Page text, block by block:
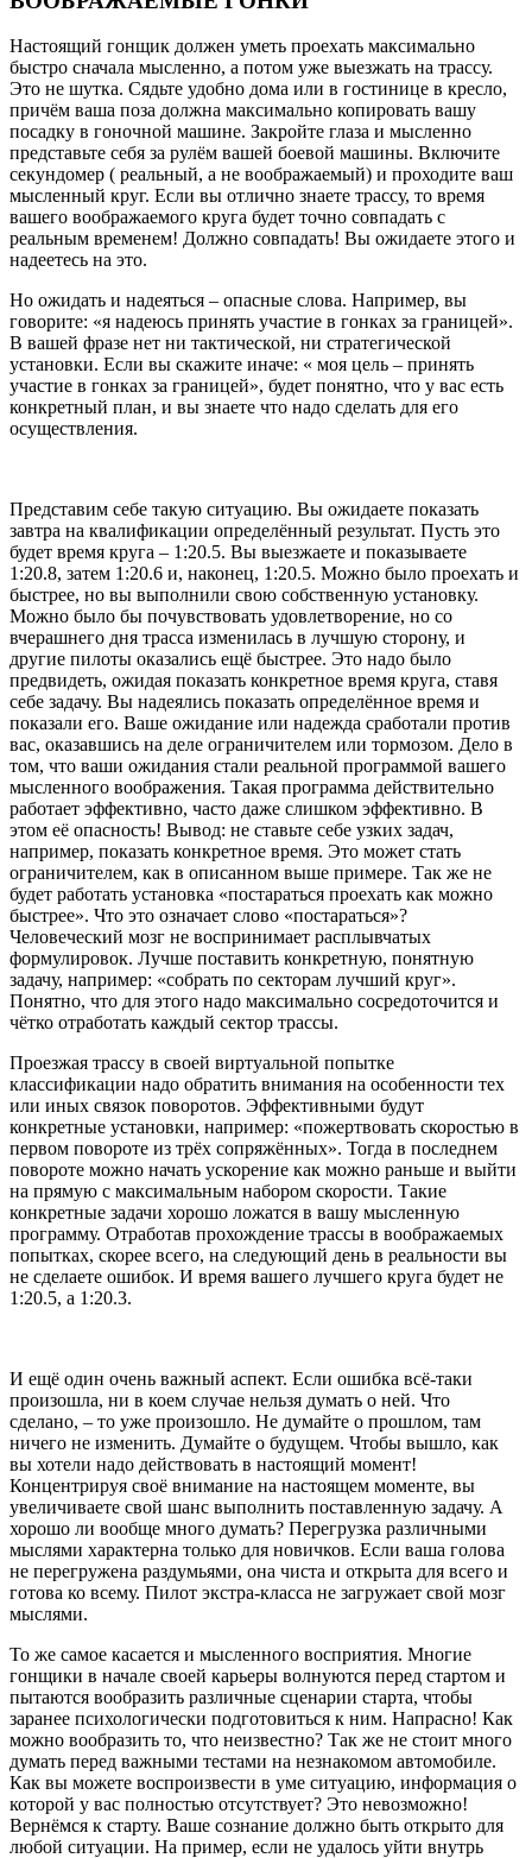
Настоящий гонщик должен уметь проехать максимально
быстро сначала мысленно, а потом уже выезжать на трассу.
Это не шутка. Сядьте удобно дома или в гостинице в кресло,
причём ваша поза должна максимально копировать вашу
посадку в гоночной машине. Закройте глаза и мысленно
представьте себя за рулём вашей боевой машины. Включите
секундомер ( реальный, а не воображаемый) и проходите ваш
мысленный круг. Если вы отлично знаете трассу, то время
вашего воображаемого круга будет точно совпадать с
реальным временем! Должно совпадать! Вы ожидаете этого и
надеетесь на это.
Но ожидать и надеяться – опасные слова. Например, вы
говорите: «я надеюсь принять участие в гонках за границей».
В вашей фразе нет ни тактической, ни стратегической
установки. Если вы скажите иначе: « моя цель – принять
участие в гонках за границей», будет понятно, что у вас есть
конкретный план, и вы знаете что надо сделать для его
осуществления.
Представим себе такую ситуацию. Вы ожидаете показать
завтра на квалификации определённый результат. Пусть это
будет время круга – 1:20.5. Вы выезжаете и показываете
1:20.8, затем 1:20.6 и, наконец, 1:20.5. Можно было проехать и
быстрее, но вы выполнили свою собственную установку.
Можно было бы почувствовать удовлетворение, но со
вчерашнего дня трасса изменилась в лучшую сторону, и
другие пилоты оказались ещё быстрее. Это надо было
предвидеть, ожидая показать конкретное время круга, ставя
себе задачу. Вы надеялись показать определённое время и
показали его. Ваше ожидание или надежда сработали против
вас, оказавшись на деле ограничителем или тормозом. Дело в
том, что ваши ожидания стали реальной программой вашего
мысленного воображения. Такая программа действительно
работает эффективно, часто даже слишком эффективно. В
этом её опасность! Вывод: не ставьте себе узких задач,
например, показать конкретное время. Это может стать
ограничителем, как в описанном выше примере. Так же не
будет работать установка «постараться проехать как можно
быстрее». Что это означает слово «постараться»?
Человеческий мозг не воспринимает расплывчатых
формулировок. Лучше поставить конкретную, понятную
задачу, например: «собрать по секторам лучший круг».
Понятно, что для этого надо максимально сосредоточится и
чётко отработать каждый сектор трассы.
Проезжая трассу в своей виртуальной попытке
классификации надо обратить внимания на особенности тех
или иных связок поворотов. Эффективными будут
конкретные установки, например: «пожертвовать скоростью в
первом повороте из трёх сопряжённых». Тогда в последнем
повороте можно начать ускорение как можно раньше и выйти
на прямую с максимальным набором скорости. Такие
конкретные задачи хорошо ложатся в вашу мысленную
программу. Отработав прохождение трассы в воображаемых
попытках, скорее всего, на следующий день в реальности вы
не сделаете ошибок. И время вашего лучшего круга будет не
1:20.5, а 1:20.3.
И ещё один очень важный аспект. Если ошибка всё-таки
произошла, ни в коем случае нельзя думать о ней. Что
сделано, – то уже произошло. Не думайте о прошлом, там
ничего не изменить. Думайте о будущем. Чтобы вышло, как
вы хотели надо действовать в настоящий момент!
Концентрируя своё внимание на настоящем моменте, вы
увеличиваете свой шанс выполнить поставленную задачу. А
хорошо ли вообще много думать? Перегрузка различными
мыслями характерна только для новичков. Если ваша голова
не перегружена раздумьями, она чиста и открыта для всего и
готова ко всему. Пилот экстра-класса не загружает свой мозг
мыслями.
То же самое касается и мысленного восприятия. Многие
гонщики в начале своей карьеры волнуются перед стартом и
пытаются вообразить различные сценарии старта, чтобы
заранее психологически подготовиться к ним. Напрасно! Как
можно вообразить то, что неизвестно? Так же не стоит много
думать перед важными тестами на незнакомом автомобиле.
Как вы можете воспроизвести в уме ситуацию, информация о
которой у вас полностью отсутствует? Это невозможно!
Вернёмся к старту. Ваше сознание должно быть открыто для
любой ситуации. На пример, если не удалось уйти внутрь